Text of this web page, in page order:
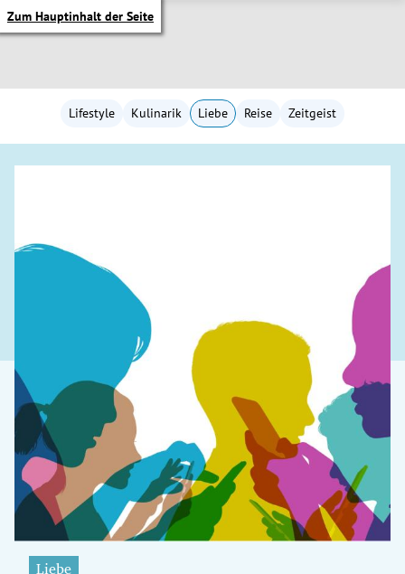
Zum Hauptinhalt der Seite
Untermenü
Untermenü
Untermenü
Untermenü
Untermenü
Lifestyle Kulinarik Liebe Reise Zeitgeist
Liebe